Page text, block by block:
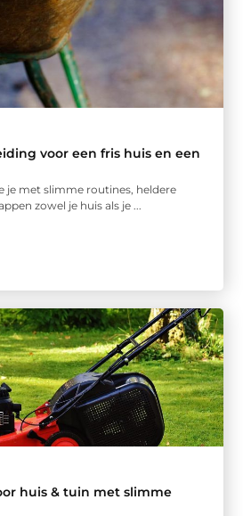
voor een fris huis en een
je met slimme routines, heldere
zowel je huis als je ...
huis & tuin met slimme